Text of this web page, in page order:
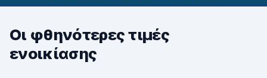
Οι φθηνότερες τιμές
ενοικίασης